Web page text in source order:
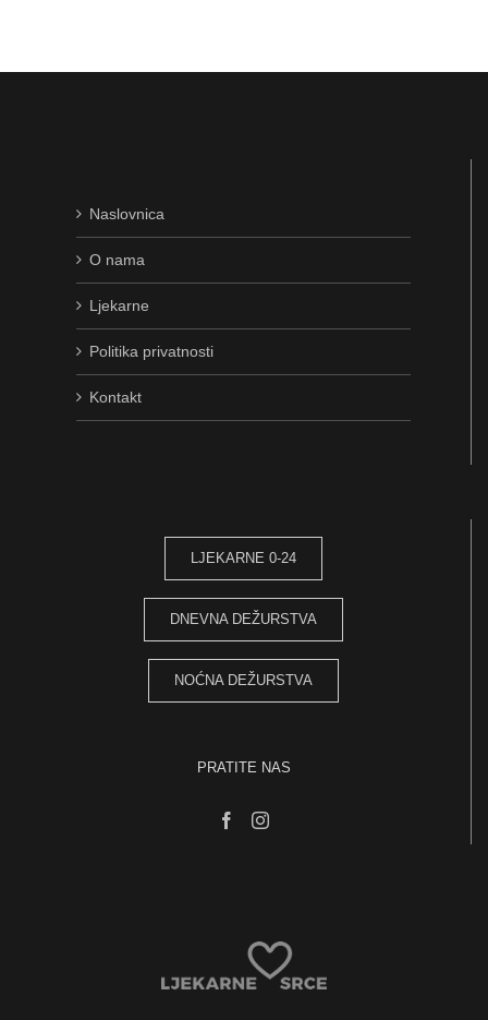
Naslovnica
O nama
Ljekarne
Politika privatnosti
Kontakt
LJEKARNE 0-24
DNEVNA DEŽURSTVA
NOĆNA DEŽURSTVA
PRATITE NAS